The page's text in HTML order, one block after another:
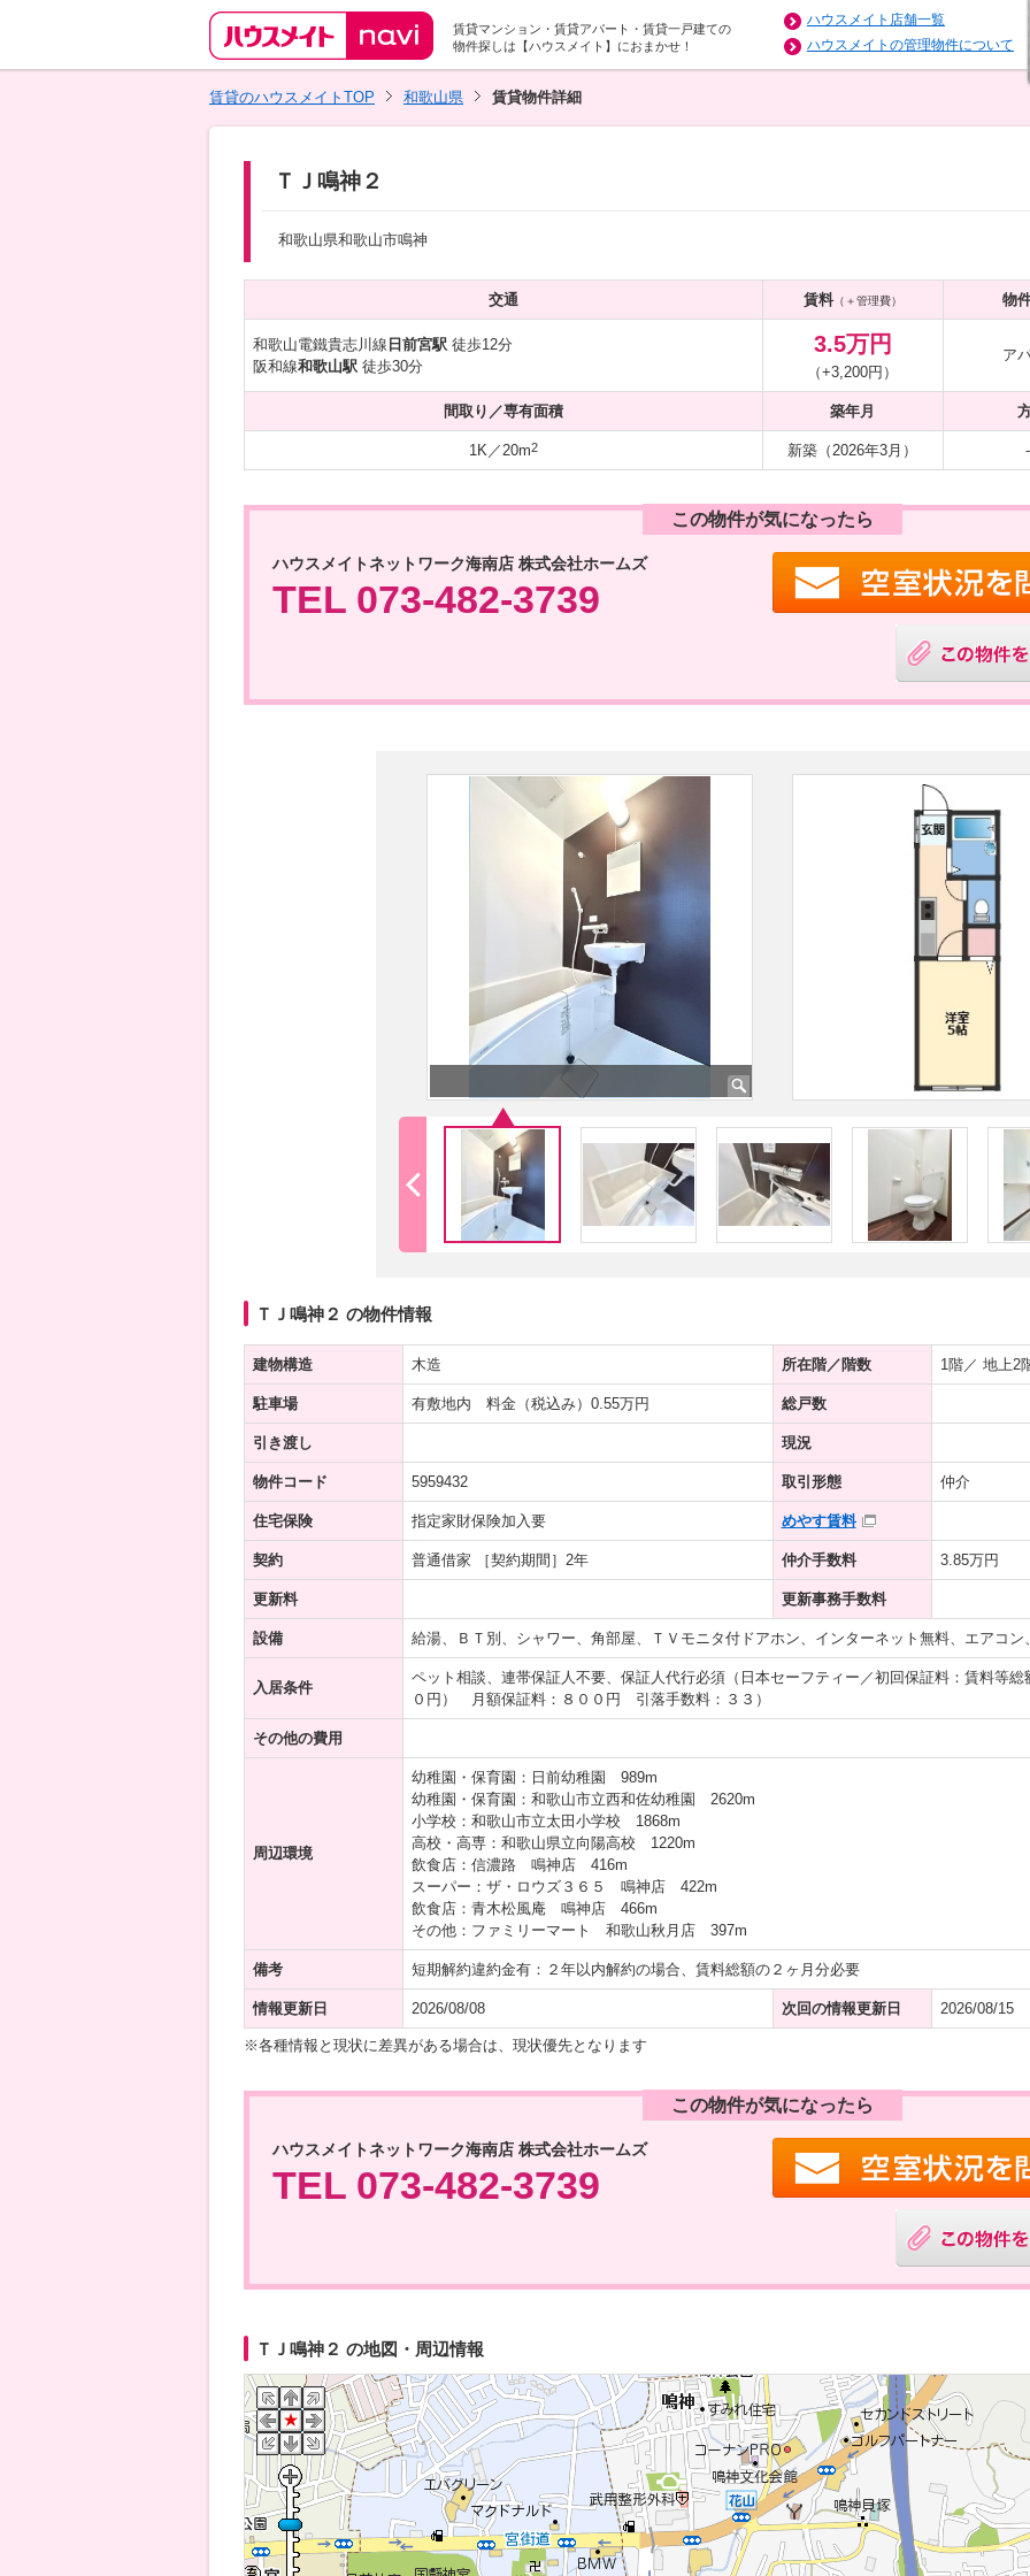
賃貸マンション・賃貸アパート・賃貸一戸建ての
物件探しは【ハウスメイト】におまかせ！
ハウスメイト店舗一覧
ハウスメイトの管理物件について
賃貸のハウスメイトTOP 和歌山県 賃貸物件詳細
ＴＪ鳴神２
和歌山県和歌山市鳴神
交通 賃料（＋管理費） 物
和歌山電鐵貴志川線 日前宮駅徒歩12分
阪和線和歌山駅徒歩30分
3.5万円
（+3,200円）
ア
間取り／専有面積 築年月
1K／20m2 新築（2026年3月）
この物件が気になったら
ハウスメイトネットワーク海南店 株式会社ホームズ
TEL 073-482-3739
ＴＪ鳴神２ の物件情報
建物構造 木造 所在階／階数 1階／ 地上2
駐車場 有敷地内 料金（税込み）0.55万円 総戸数
引き渡し 現況
物件コード 5959432 取引形態 仲介
住宅保険 指定家財保険加入要 めやす賃料
契約 普通借家 ［契約期間］2年 仲介手数料 3.85万円
更新料 更新事務手数料
設備 給湯、ＢＴ別、シャワー、角部屋、ＴＶモニタ付ドアホン、インターネット無料、エアコン
入居条件
ペット相談、連帯保証人不要、保証人代行必須（日本セーフティー／初回保証料：賃料等
０円） 月額保証料：８００円 引落手数料：３３）
その他の費用
周辺環境
幼稚園・保育園：日前幼稚園 989m
幼稚園・保育園：和歌山市立西和佐幼稚園 2620m
小学校：和歌山市立太田小学校 1868m
高校・高専：和歌山県立向陽高校 1220m
飲食店：信濃路 鳴神店 416m
スーパー：ザ・ロウズ３６５ 鳴神店 422m
飲食店：青木松風庵 鳴神店 466m
その他：ファミリーマート 和歌山秋月店 397m
備考 短期解約違約金有：２年以内解約の場合、賃料総額の２ヶ月分必要
情報更新日 2026/08/08 次回の情報更新日 2026/08/15
※各種情報と現状に差異がある場合は、現状優先となります
この物件が気になったら
ハウスメイトネットワーク海南店 株式会社ホームズ
TEL 073-482-3739
ＴＪ鳴神２ の地図・周辺情報